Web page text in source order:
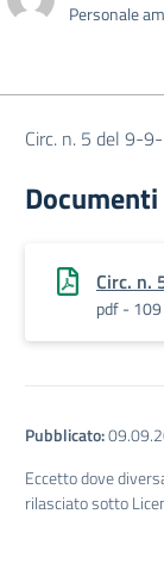
Personale
Circ. n. 5 del 9-
Documenti
Circ. n.
pdf -
Pubblicato:
Eccetto dove
rilasciato sotto